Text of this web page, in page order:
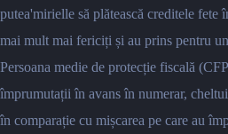
putea'mirielle să plătească creditele fete
mai mult mai fericiți și au prins pentru
Persoana medie de protecție fiscală
împrumutații în avans în numerar,
în comparație cu mișcarea pe care au